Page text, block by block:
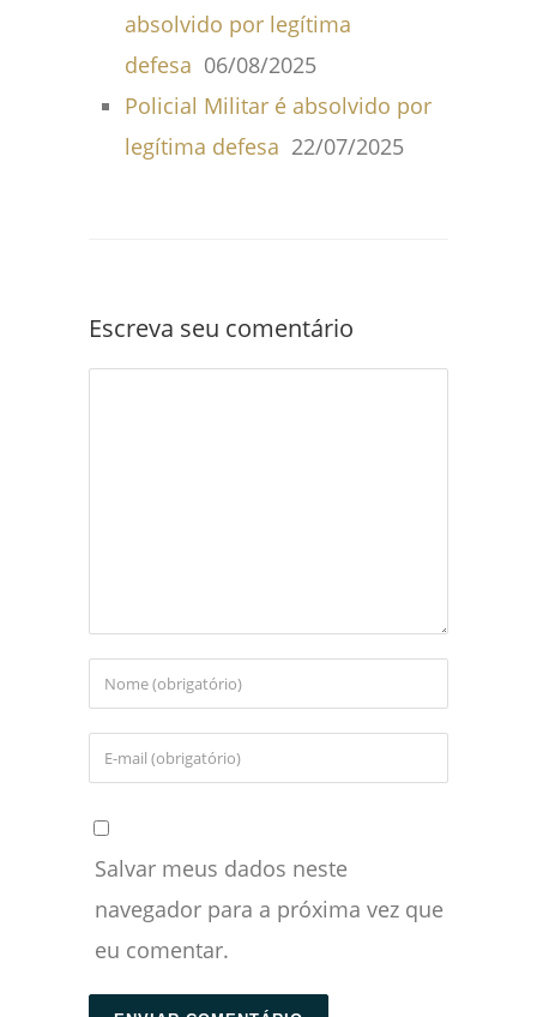
absolvido por legítima
defesa 06/08/2025
Policial Militar é absolvido por
legítima defesa 22/07/2025
Escreva seu comentário
Salvar meus dados neste
navegador para a próxima vez que
eu comentar.